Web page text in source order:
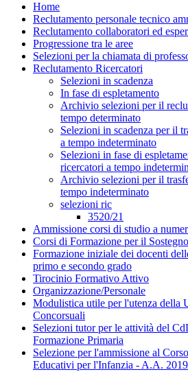
Home
Reclutamento personale tecnico
Reclutamento collaboratori ed
Progressione tra le aree
Selezioni per la chiamata di
Reclutamento Ricercatori
Selezioni in scadenza
In fase di espletamento
Archivio selezioni per il
tempo determinato
Selezioni in scadenza per il
a tempo indeterminato
Selezioni in fase di
ricercatori a tempo
Archivio selezioni per il
tempo indeterminato
selezioni ric
3520/21
Ammissione corsi di studio a
Corsi di Formazione per il Sostegno
Formazione iniziale dei docenti
primo e secondo grado
Tirocinio Formativo Attivo
Organizzazione/Personale
Modulistica utile per l'utenza della
Concorsuali
Selezioni tutor per le attività del
Formazione Primaria
Selezione per l'ammissione al
Educativi per l'Infanzia - A.A.